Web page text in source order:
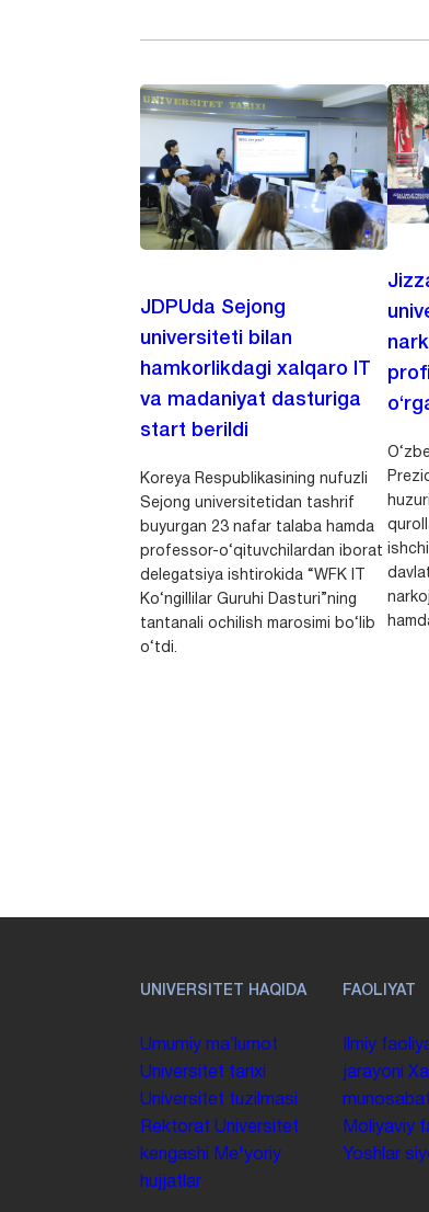
JDPUda Sejong
universiteti bilan
hamkorlikdagi xalqaro IT
va madaniyat dasturiga
start berildi
Koreya Respublikasining nufuzli
Sejong universitetidan tashrif
buyurgan 23 nafar talaba hamda
professor-o‘qituvchilardan iborat
delegatsiya ishtirokida “WFK IT
Ko‘ngillilar Guruhi Dasturi”ning
tantanali ochilish marosimi bo‘lib
o‘tdi.
UNIVERSITET HAQIDA
Umumiy maʼlumot
Universitet tarixi
Universitet tuzilmasi
Rektorat Universitet
kengashi
Me'yoriy
hujjatlar
FAOLIYAT
Ilmiy
jarayoni
Moliyaviy
Yoshlar